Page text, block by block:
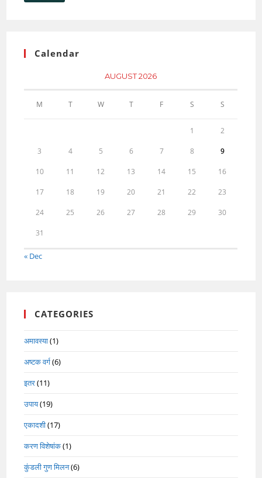
Calendar
AUGUST 2026
M T W T F S S
1 2
3 4 5 6 7 8 9
10 11 12 13 14 15 16
17 18 19 20 21 22 23
24 25 26 27 28 29 30
31
« Dec
CATEGORIES
अमावस्या(1)
अष्टक वर्ग(6)
इतर(11)
उपाय(19)
एकादशी(17)
करण विशेषांक(1)
कुंडली गुण मिलन(6)